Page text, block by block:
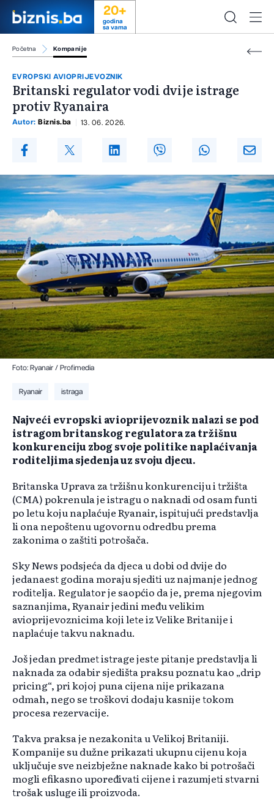
20+
godina
sa vama
Početna Kompanije
EVROPSKI AVIOPRIJEVOZNIK
Britanski regulator vodi dvije istrage
protiv Ryanaira
Autor: Biznis.ba 13. 06. 2026.
Foto: Ryanair / Profimedia
Ryanair istraga
Najveći evropski avioprijevoznik nalazi se pod
istragom britanskog regulatora za tržišnu
konkurenciju zbog svoje politike naplaćivanja
roditeljima sjedenja uz svoju djecu.
Britanska Uprava za tržišnu konkurenciju i tržišta
(CMA) pokrenula je istragu o naknadi od osam funti
po letu koju naplaćuje Ryanair, ispitujući predstavlja
li ona nepoštenu ugovornu odredbu prema
zakonima o zaštiti potrošača.
Sky News podsjeća da djeca u dobi od dvije do
jedanaest godina moraju sjediti uz najmanje jednog
roditelja. Regulator je saopćio da je, prema njegovim
saznanjima, Ryanair jedini među velikim
avioprijevoznicima koji lete iz Velike Britanije i
naplaćuje takvu naknadu.
Još jedan predmet istrage jeste pitanje predstavlja li
naknada za odabir sjedišta praksu poznatu kao „drip
pricing“, pri kojoj puna cijena nije prikazana
odmah, nego se troškovi dodaju kasnije tokom
procesa rezervacije.
Takva praksa je nezakonita u Velikoj Britaniji.
Kompanije su dužne prikazati ukupnu cijenu koja
uključuje sve neizbježne naknade kako bi potrošači
mogli efikasno upoređivati cijene i razumjeti stvarni
trošak usluge ili proizvoda.